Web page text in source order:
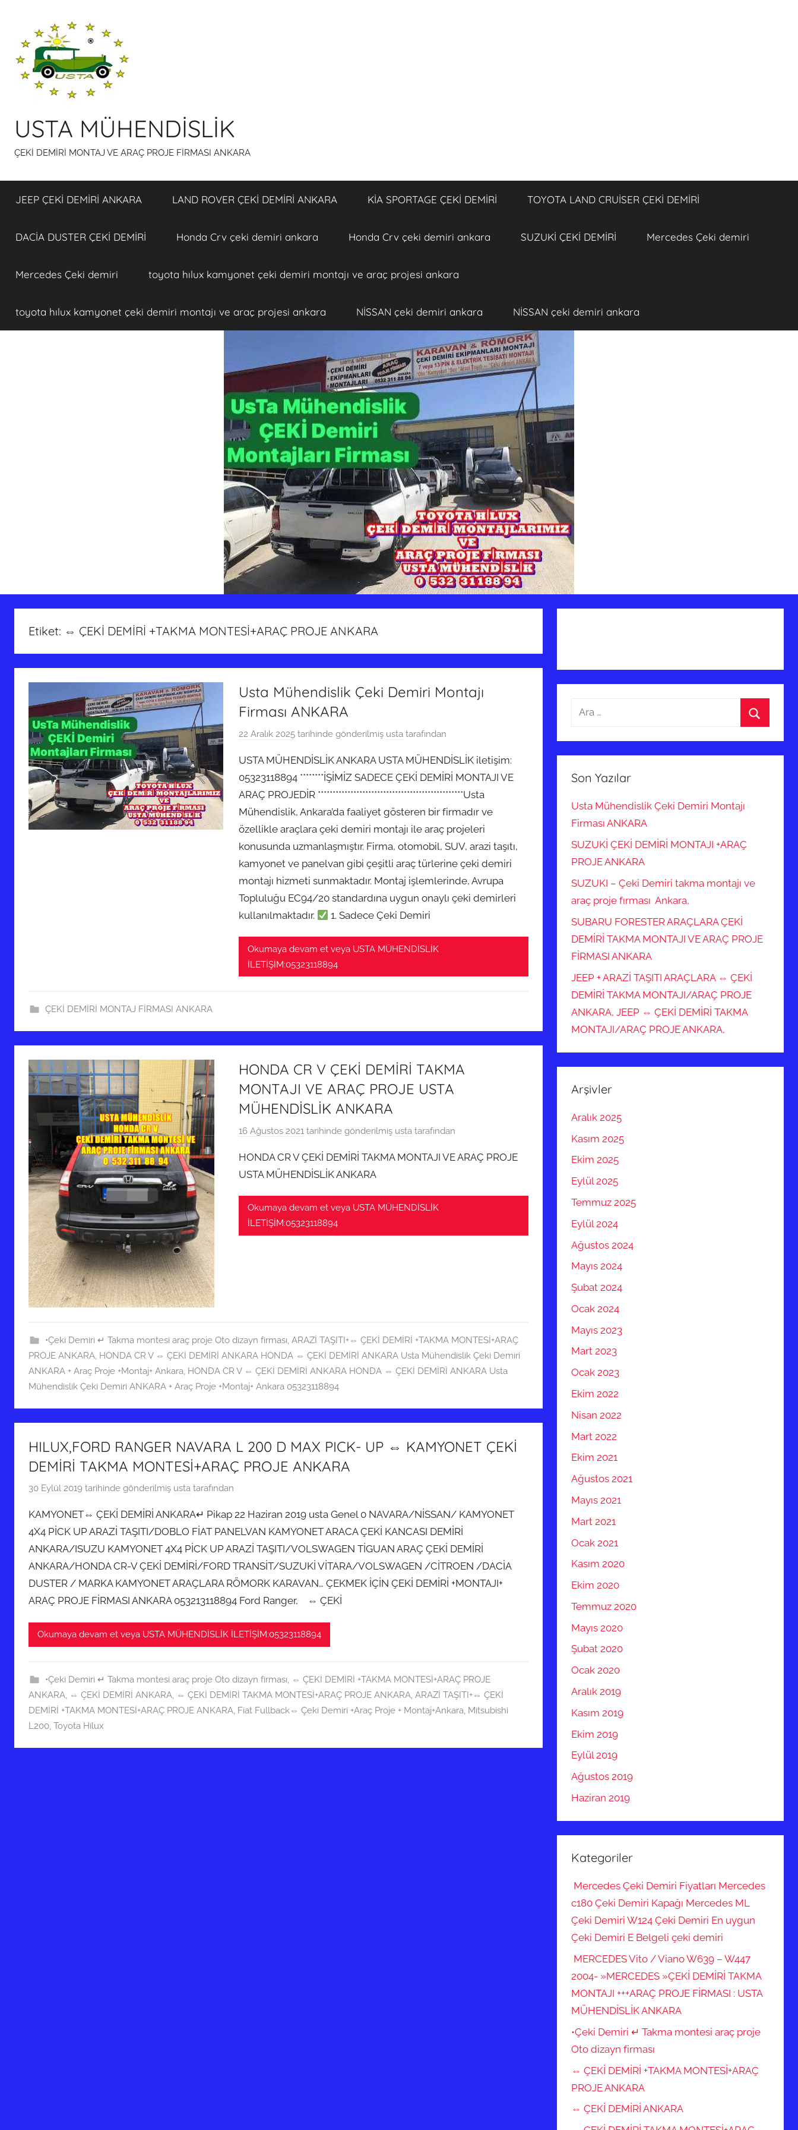
USTA MÜHENDİSLİK
ÇEKİ DEMİRİ MONTAJ VE ARAÇ PROJE FİRMASI ANKARA
JEEP ÇEKİ DEMİRİ ANKARA LAND ROVER ÇEKİ DEMİRİ ANKARA KİA SPORTAGE ÇEKİ DEMİRİ TOYOTA LAND CRUİSER ÇEKİ DEMİRİ
DACİA DUSTER ÇEKİ DEMİRİ Honda Crv çeki demiri ankara Honda Crv çeki demiri ankara SUZUKİ ÇEKİ DEMİRİ Mercedes Çeki demiri
Mercedes Çeki demiri toyota hılux kamyonet çeki demiri montajı ve araç projesi ankara
toyota hılux kamyonet çeki demiri montajı ve araç projesi ankara NİSSAN çeki demiri ankara NİSSAN çeki demiri ankara
Etiket: ⇔ ÇEKİ DEMİRİ +TAKMA MONTESİ+ARAÇ PROJE ANKARA
Usta Mühendislik Çeki Demiri Montajı
Firması ANKARA
22 Aralık 2025tarihinde gönderilmiş ustatarafından
USTA MÜHENDİSLİK ANKARA USTA MÜHENDİSLİK iletişim:
05323118894 ********İŞİMİZ SADECE ÇEKİ DEMİRİ MONTAJI VE
ARAÇ PROJEDİR *************************************************Usta
Mühendislik, Ankara’da faaliyet gösteren bir firmadır ve
özellikle araçlara çeki demiri montajı ile araç projeleri
konusunda uzmanlaşmıştır. Firma, otomobil, SUV, arazi taşıtı,
kamyonet ve panelvan gibi çeşitli araç türlerine çeki demiri
montajı hizmeti sunmaktadır. Montaj işlemlerinde, Avrupa
Topluluğu EC94/20 standardına uygun onaylı çeki demirleri
kullanılmaktadır.
1. Sadece Çeki Demiri
Okumaya devam et veya USTA MÜHENDİSLİK
İLETİŞİM:05323118894
ÇEKİ DEMİRİ MONTAJ FİRMASI ANKARA
HONDA CR V ÇEKİ DEMİRİ TAKMA
MONTAJI VE ARAÇ PROJE USTA
MÜHENDİSLİK ANKARA
16 Ağustos 2021tarihinde gönderilmiş ustatarafından
HONDA CR V ÇEKİ DEMİRİ TAKMA MONTAJI VE ARAÇ PROJE
USTA MÜHENDİSLİK ANKARA
Okumaya devam et veya USTA MÜHENDİSLİK
İLETİŞİM:05323118894
•Çeki Demiri ↵ Takma montesi araç proje Oto dizayn firması, ARAZİ TAŞITI+⇔ ÇEKİ DEMİRİ +TAKMA MONTESİ+ARAÇ
PROJE ANKARA, HONDA CR V ⇔ ÇEKİ DEMİRİ ANKARA HONDA ⇔ ÇEKİ DEMİRİ ANKARA Usta Mühendislik Çeki Demiri
ANKARA + Araç Proje +Montaj+ Ankara, HONDA CR V ⇔ ÇEKİ DEMİRİ ANKARA HONDA ⇔ ÇEKİ DEMİRİ ANKARA Usta
Mühendislik Çeki Demiri ANKARA + Araç Proje +Montaj+ Ankara 05323118894
HILUX,FORD RANGER NAVARA L 200 D MAX PICK- UP ⇔ KAMYONET ÇEKİ
DEMİRİ TAKMA MONTESİ+ARAÇ PROJE ANKARA
30 Eylül 2019 tarihinde gönderilmiş usta tarafından
KAMYONET⇔ ÇEKİ DEMİRİ ANKARA↵ Pikap 22 Haziran 2019 usta Genel 0 NAVARA/NİSSAN/ KAMYONET
4X4 PİCK UP ARAZİ TAŞITI/DOBLO FİAT PANELVAN KAMYONET ARACA ÇEKİ KANCASI DEMİRİ
ANKARA/ISUZU KAMYONET 4X4 PİCK UP ARAZİ TAŞITI/VOLSWAGEN TİGUAN ARAÇ ÇEKİ DEMİRİ
ANKARA/HONDA CR-V ÇEKİ DEMİRİ/FORD TRANSİT/SUZUKİ VİTARA/VOLSWAGEN /CİTROEN /DACİA
DUSTER / MARKA KAMYONET ARAÇLARA RÖMORK KARAVAN… ÇEKMEK İÇİN ÇEKİ DEMİRİ +MONTAJI+
ARAÇ PROJE FİRMASI ANKARA 053213118894 Ford Ranger, ⇔ ÇEKİ
Okumaya devam et veya USTA MÜHENDİSLİK İLETİŞİM:05323118894
•Çeki Demiri ↵ Takma montesi araç proje Oto dizayn firması, ⇔ ÇEKİ DEMİRİ +TAKMA MONTESİ+ARAÇ PROJE
ANKARA, ⇔ ÇEKİ DEMİRİ ANKARA, ⇔ ÇEKİ DEMİRİ TAKMA MONTESİ+ARAÇ PROJE ANKARA, ARAZİ TAŞITI+⇔ ÇEKİ
DEMİRİ +TAKMA MONTESİ+ARAÇ PROJE ANKARA, Fiat Fullback⇔ Çeki Demiri +Araç Proje + Montaj+Ankara, Mitsubishi
L200, Toyota Hilux
Arama:
Son Yazılar
Usta Mühendislik Çeki Demiri Montajı
Firması ANKARA
SUZUKİ ÇEKİ DEMİRİ MONTAJI +ARAÇ
PROJE ANKARA
SUZUKI – Çeki Demiri takma montajı ve
araç proje fırması Ankara,
SUBARU FORESTER ARAÇLARA ÇEKİ
DEMİRİ TAKMA MONTAJI VE ARAÇ PROJE
FİRMASI ANKARA
JEEP + ARAZİ TAŞITI ARAÇLARA ⇔ ÇEKİ
DEMİRİ TAKMA MONTAJI/ARAÇ PROJE
ANKARA, JEEP ⇔ ÇEKİ DEMİRİ TAKMA
MONTAJI/ARAÇ PROJE ANKARA,
Arşivler
Aralık 2025
Kasım 2025
Ekim 2025
Eylül 2025
Temmuz 2025
Eylül 2024
Ağustos 2024
Mayıs 2024
Şubat 2024
Ocak 2024
Mayıs 2023
Mart 2023
Ocak 2023
Ekim 2022
Nisan 2022
Mart 2022
Ekim 2021
Ağustos 2021
Mayıs 2021
Mart 2021
Ocak 2021
Kasım 2020
Ekim 2020
Temmuz 2020
Mayıs 2020
Şubat 2020
Ocak 2020
Aralık 2019
Kasım 2019
Ekim 2019
Eylül 2019
Ağustos 2019
Haziran 2019
Kategoriler
Mercedes Çeki Demiri Fiyatları Mercedes
c180 Çeki Demiri Kapağı Mercedes ML
Çeki Demiri W124 Çeki Demiri En uygun
Çeki Demiri E Belgeli çeki demiri
MERCEDES Vito / Viano W639 – W447
2004- »MERCEDES »ÇEKİ DEMİRİ TAKMA
MONTAJI +++ARAÇ PROJE FİRMASI : USTA
MÜHENDİSLİK ANKARA
•Çeki Demiri ↵ Takma montesi araç proje
Oto dizayn firması
⇔ ÇEKİ DEMİRİ +TAKMA MONTESİ+ARAÇ
PROJE ANKARA
⇔ ÇEKİ DEMİRİ ANKARA